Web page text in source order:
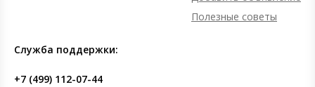
Полезные советы
Служба поддержки:
+7 (499) 112-07-44